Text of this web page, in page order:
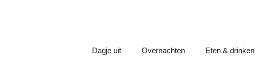
Dagje uit Overnachten Eten & drinken